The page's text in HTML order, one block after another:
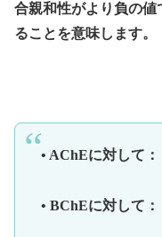
合親和性がより負の
ることを意味します。
• AChEに対して：
• BChEに対して：